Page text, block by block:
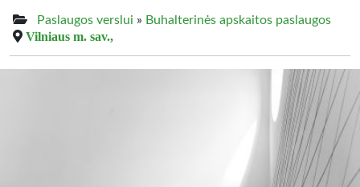
Paslaugos verslui » Buhalterinės apskaitos paslaugos
Vilniaus m. sav.,